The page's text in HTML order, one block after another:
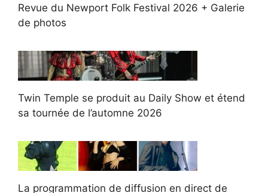
Revue du Newport Folk Festival 2026 + Galerie
de photos
Twin Temple se produit au Daily Show et étend
sa tournée de l’automne 2026
La programmation de diffusion en direct de